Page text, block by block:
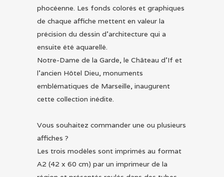
phocéenne. Les fonds colorés et graphiques
de chaque affiche mettent en valeur la
précision du dessin d’architecture qui a
ensuite été aquarellé.
Notre-Dame de la Garde, le Château d’If et
l’ancien Hôtel Dieu, monuments
emblématiques de Marseille, inaugurent
cette collection inédite.
Vous souhaitez commander une ou plusieurs
affiches ?
Les trois modèles sont imprimés au format
A2 (42 x 60 cm) par un imprimeur de la